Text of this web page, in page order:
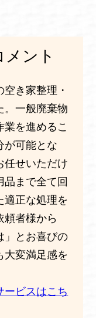
ント
き家整理・
。一般廃棄物
を進めるこ
が可能とな
任せいただけ
品まで全て回
適正な処理を
頼者様から
」とお喜びの
大変満足感を
ービスはこち